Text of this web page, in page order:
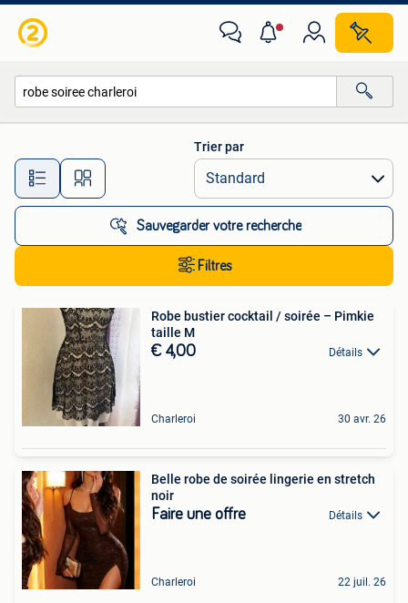
Toutes les distances…
Trier par
Sauvegarder votre recherche
Filtres
Robe bustier cocktail / soirée – Pimkie
taille M
€ 4,00 Détails
Charleroi 30 avr. 26
Belle robe de soirée lingerie en stretch
noir
Faire une offre Détails
Charleroi 22 juil. 26